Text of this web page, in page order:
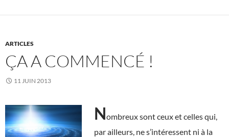
ARTICLES
ÇA A COMMENCÉ !
11 JUIN 2013
Nombreux sont ceux et celles qui,
par ailleurs, ne s’intéressent ni à la